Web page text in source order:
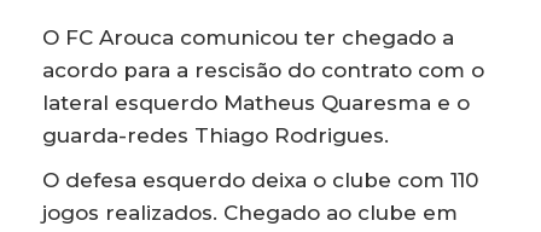
O FC Arouca comunicou ter chegado a
acordo para a rescisão do contrato com o
lateral esquerdo Matheus Quaresma e o
guarda-redes Thiago Rodrigues.
O defesa esquerdo deixa o clube com 110
jogos realizados. Chegado ao clube em